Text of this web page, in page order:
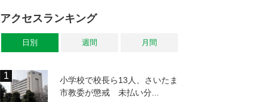
アクセスランキング
日別 週間 月間
小学校で校長ら13人、さいたま
市教委が懲戒 未払い分...